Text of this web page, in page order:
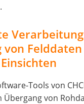
von
Tools von
von